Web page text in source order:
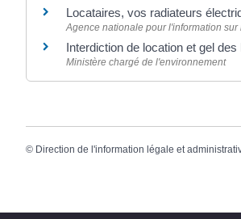
Locataires, vos radiateurs
Agence nationale pour l'information
Interdiction de location et gel
Ministère chargé de l'environnement
© Direction de l'information légale et